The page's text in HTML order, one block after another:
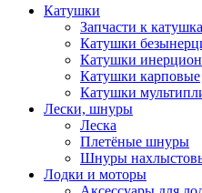
Катушки
Запчасти к
Катушки
Катушки
Катушки карповые
Катушки
Лески, шнуры
Леска
Плетёные шнуры
Шнуры
Лодки и моторы